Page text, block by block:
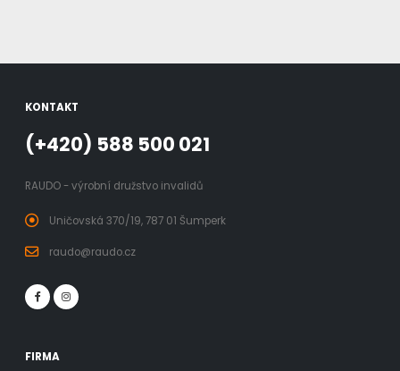
KONTAKT
(+420) 588 500 021
RAUDO - výrobní družstvo invalidů
Uničovská 370/19, 787 01 Šumperk
raudo@raudo.cz
FIRMA